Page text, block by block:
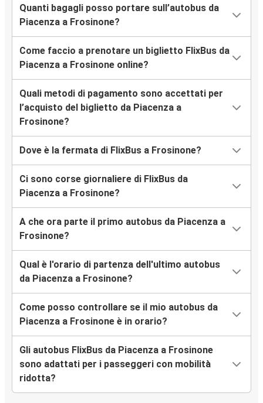
Quanti bagagli posso portare sull’autobus da
Piacenza a Frosinone?
Come faccio a prenotare un biglietto FlixBus da
Piacenza a Frosinone online?
Quali metodi di pagamento sono accettati per
l’acquisto del biglietto da Piacenza a
Frosinone?
Dove è la fermata di FlixBus a Frosinone?
Ci sono corse giornaliere di FlixBus da
Piacenza a Frosinone?
A che ora parte il primo autobus da Piacenza a
Frosinone?
Qual è l'orario di partenza dell'ultimo autobus
da Piacenza a Frosinone?
Come posso controllare se il mio autobus da
Piacenza a Frosinone è in orario?
Gli autobus FlixBus da Piacenza a Frosinone
sono adattati per i passeggeri con mobilità
ridotta?